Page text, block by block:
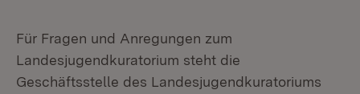
Für Fragen und Anregungen zum
Landesjugendkuratorium steht die
Geschäftsstelle des Landesjugendkuratoriums